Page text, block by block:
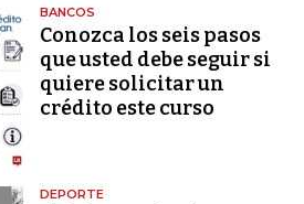
BANCOS
Conozca los seis pasos
que usted debe seguir si
quiere solicitar un
crédito este curso
DEPORTE